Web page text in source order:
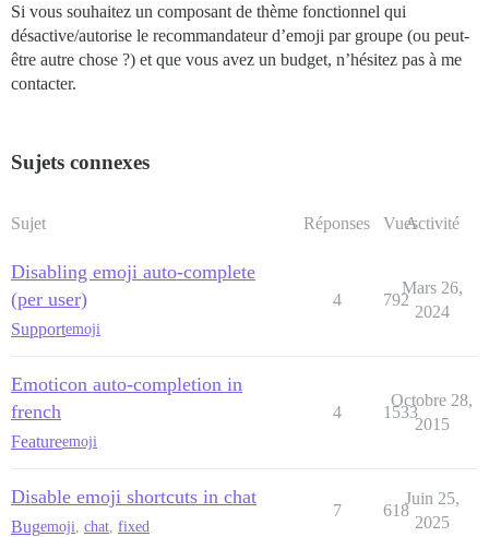
Si vous souhaitez un composant de thème fonctionnel qui
désactive/autorise le recommandateur d’emoji par groupe (ou peut-
être autre chose ?) et que vous avez un budget, n’hésitez pas à me
contacter.
Sujets connexes
Sujet Réponses VuesActivité
Disabling emoji auto-complete
(per user)
Supportemoji
4 792
Mars 26,
2024
Emoticon auto-completion in
french
Featureemoji
4 1533
Octobre 28,
2015
Disable emoji shortcuts in chat
Bugemoji, chat, fixed
7 618
Juin 25,
2025